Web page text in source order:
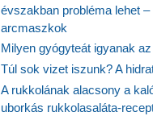
évszakban probléma lehet –
arcmaszkok
Milyen gyógyteát igyanak
Túl sok vizet iszunk? A
A rukkolának alacsony a
uborkás rukkolasaláta-